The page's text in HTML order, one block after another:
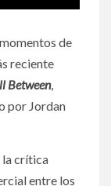
de
reciente
Between,
por Jordan
la crítica
entre los